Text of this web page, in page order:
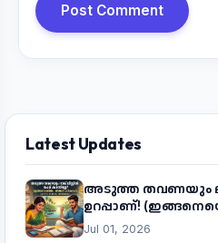
Post Comment
Latest Updates
അടുത്ത തവണയും
ഉറപ്പാണ്!
Jul 01, 2026